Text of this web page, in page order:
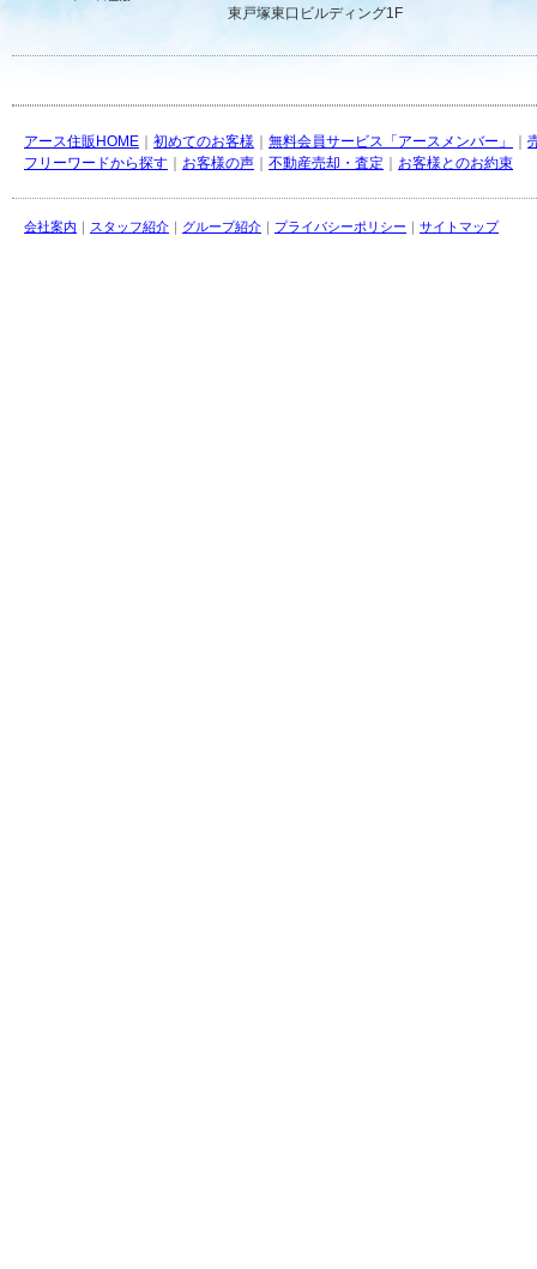
東戸塚東口ビルディング1F
アース住販HOME 初めてのお客様 無料会員サービス「アースメンバー」
フリーワードから探す
お客様の声 不動産売却・査定 お客様とのお約束
会社案内 ｜ スタッフ紹介 ｜ グループ紹介 ｜ プライバシーポリシー ｜ サイトマップ